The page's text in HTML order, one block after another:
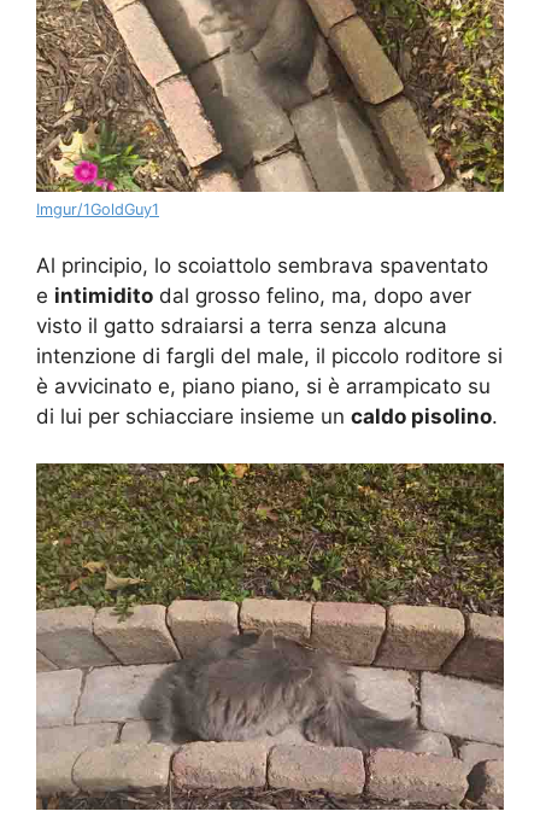
Imgur/1GoldGuy1
Al principio, lo scoiattolo sembrava spaventato
e intimidito dal grosso felino, ma, dopo aver
visto il gatto sdraiarsi a terra senza alcuna
intenzione di fargli del male, il piccolo roditore si
è avvicinato e, piano piano, si è arrampicato su
di lui per schiacciare insieme un caldo pisolino.